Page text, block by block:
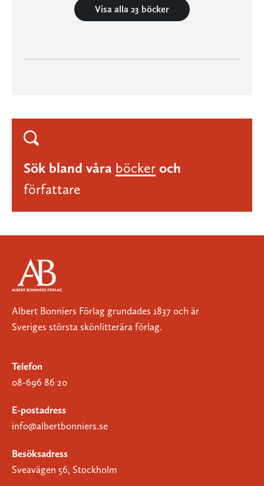
Visa alla 23 böcker
Sök bland våra böcker och
författare
Albert Bonniers Förlag grundades 1837 och är
Sveriges största skönlitterära förlag.
Telefon
08-696 86 20
E-postadress
info@albertbonniers.se
Besöksadress
Sveavägen 56, Stockholm